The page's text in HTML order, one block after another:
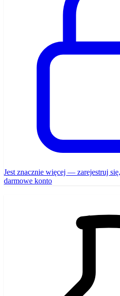
Jest znacznie więcej — zarejestruj
darmowe konto